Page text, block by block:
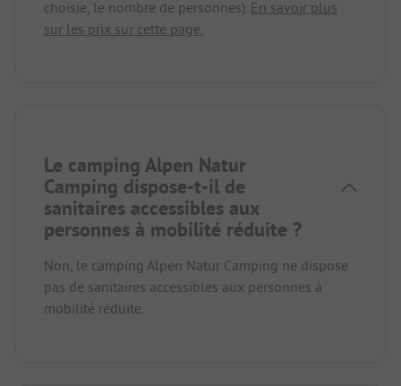
choisie, le nombre de personnes). En savoir plus
sur les prix sur cette page.
Le camping Alpen Natur
Camping dispose-t-il de
sanitaires accessibles aux
personnes à mobilité réduite ?
Non, le camping Alpen Natur Camping ne dispose
pas de sanitaires accessibles aux personnes à
mobilité réduite.